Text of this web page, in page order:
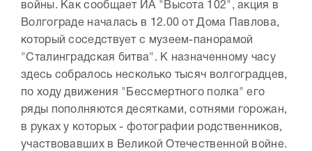
войны. Как сообщает ИА "Высота 102", акция в
Волгограде началась в 12.00 от Дома Павлова,
который соседствует с музеем-панорамой
"Сталинградская битва". К назначенному часу
здесь собралось несколько тысяч волгоградцев,
по ходу движения "Бессмертного полка" его
ряды пополняются десятками, сотнями горожан,
в руках у которых - фотографии родственников,
участвовавших в Великой Отечественной войне.